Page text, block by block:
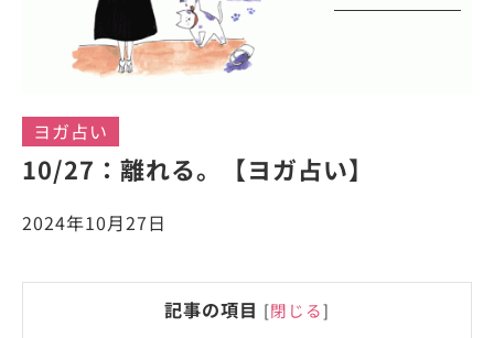
ヨガ占い
10/27：離れる。【ヨガ占い】
2024年10月27日
記事の項目 [閉じる]